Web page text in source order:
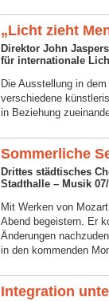
„Licht zieht
Direktor John
für internationale
Die Ausstellung in
verschiedene
in Beziehung
Sommerliche
Drittes städtisches
Stadthalle – Musik
Mit Werken von
Abend begeistern. Er
Änderungen
in den kommenden
Integration